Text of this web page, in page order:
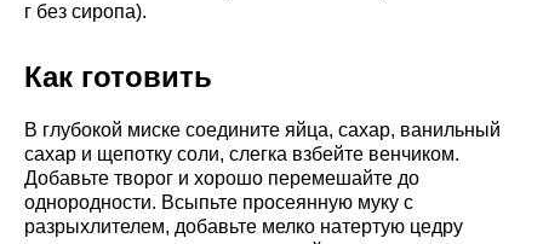
г без сиропа).
Как готовить
В глубокой миске соедините яйца, сахар, ванильный
сахар и щепотку соли, слегка взбейте венчиком.
Добавьте творог и хорошо перемешайте до
однородности. Всыпьте просеянную муку с
разрыхлителем, добавьте мелко натертую цедру